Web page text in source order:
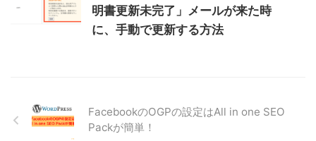
明書更新未完了」メールが来た時
に、手動で更新する方法
FacebookのOGPの設定はAll in one SEO
Packが簡単！